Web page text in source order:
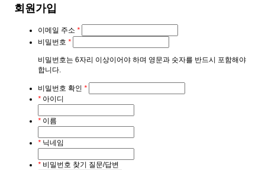
회원가입
이메일 주소 *
비밀번호 *
비밀번호는 6자리 이상이어야 하며 영문과 숫자를 반드시 포함해야
합니다.
비밀번호 확인 *
* 아이디
* 이름
* 닉네임
* 비밀번호 찾기 질문/답변